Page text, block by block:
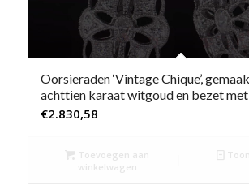
Oorsieraden ‘Vintage Chique’,
achttien karaat witgoud en bezet
€2.830,58
Toevoegen aan
winkelwagen